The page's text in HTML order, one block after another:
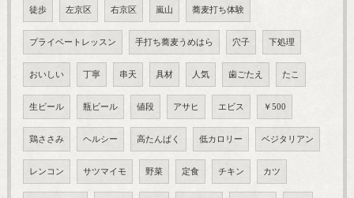
徒歩 左京区 右京区 嵐山 蕎麦打ち体験
プライベートレッスン 手打ち蕎麦うめはら 穴子 下処理
おいしい 丁寧 串天 具材 人気 歯ごたえ たこ
生ビール 瓶ビール 値段 アサヒ エビス ￥500
鶏ささみ ヘルシー 高たんぱく 低カロリー ベジタリアン
レンコン サツマイモ 野菜 定食 チキン カツ